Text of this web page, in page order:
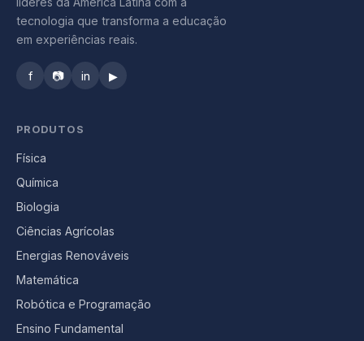
tecnologia que transforma a educação
em experiências reais.
f 📷 in ▶
PRODUTOS
Física
Química
Biologia
Ciências Agrícolas
Energias Renováveis
Matemática
Robótica e Programação
Ensino Fundamental